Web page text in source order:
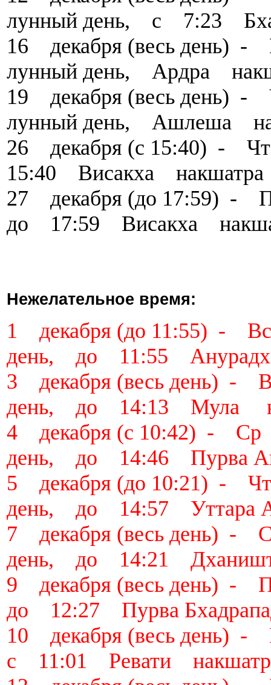
лунный день, с 7:23
16 декабря (весь
лунный день, Ардра
19 декабря (весь
лунный день, Ашлеша
26 декабря (с 15:40)
15:40 Висакха накшатра
27 декабря (до 17:59)
до 17:59 Висакха
Нежелательное время:
1 декабря (до 11:55)
день, до 11:55
3 декабря (весь
день, до 14:13 Мула
4 декабря (с 10:42) -
день, до 14:46 Пурва
5 декабря (до 10:21)
день, до 14:57 Уттара
7 декабря (весь
день, до 14:21
9 декабря (весь
до 12:27 Пурва
10 декабря (весь
с 11:01 Ревати